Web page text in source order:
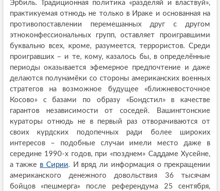
Эрбиль. Традиционная политика «разделяй и властвуй»,
практикуемая отнюдь не только в Ираке и основанная на
противопоставлении перемешанных друг с другом
этноконфессиональных групп, оставляет проигравшими
буквально всех, кроме, разумеется, террористов. Среди
проигравших – и те, кому, казалось бы, в определённые
периоды оказывается эфемерное предпочтение и даже
делаются полунамёки со стороны американских военных
стратегов на возможное будущее «ближневосточное
Косово» с базами по образу «Бондстил» в качестве
гарантов независимости от соседей. Вашингтонские
кураторы отнюдь не в первый раз отворачиваются от
своих курдских подопечных ради более широких
интересов – подобные случаи имели место даже в
середине 1990-х годов, при «позднем» Саддаме Хусейне,
а также в Сирии. И вряд ли информация о прекращении
американского денежного довольствия 36 тысячам
бойцов «пешмерга» после референдума 25 сентября,